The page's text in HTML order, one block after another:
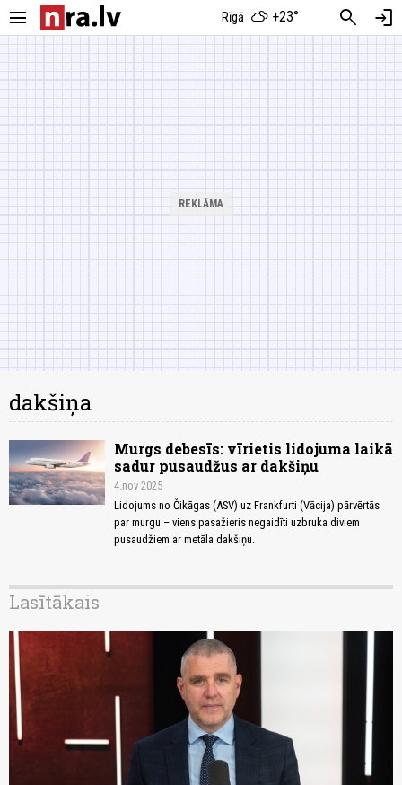
menu Rīgā +23° search login
dakšiņa
Murgs debesīs: vīrietis lidojuma laikā
sadur pusaudžus ar dakšiņu
4.nov 2025
Lidojums no Čikāgas (ASV) uz Frankfurti (Vācija) pārvērtās
par murgu – viens pasažieris negaidīti uzbruka diviem
pusaudžiem ar metāla dakšiņu.
Lasītākais